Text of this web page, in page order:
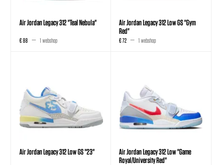
Air Jordan Legacy 312 "Teal Nebula"
€ 88 1 webshop
Air Jordan Legacy 312 Low GS "Gym
Red"
€ 72 1 webshop
Air Jordan Legacy 312 Low GS "23"
Air Jordan Legacy 312 Low "Game
Royal/University Red"